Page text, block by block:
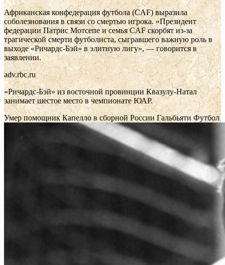
Африканская конфедерация футбола (CAF) выразила
соболезнования в связи со смертью игрока. «Президент
федерации Патрис Мотсепе и семья CAF скорбят из-за
трагической смерти футболиста, сыгравшего важную роль в
выходе «Ричардс-Бэй» в элитную лигу», — говорится в
заявлении.
adv.rbc.ru
«Ричардс-Бэй» из восточной провинции Квазулу-Натал
занимает шестое место в чемпионате ЮАР.
Умер помощник Капелло в сборной России ГальбьятиФутбол